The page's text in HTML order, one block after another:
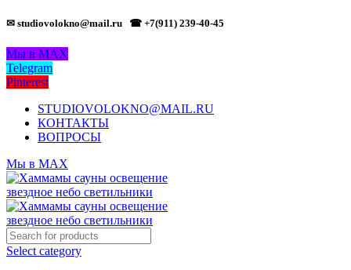
✉ studiovolokno@mail.ru ☎ +7(911) 239-40-45
Мы в MAX
Telegram
Pinterest
STUDIOVOLOKNO@MAIL.RU
КОНТАКТЫ
ВОПРОСЫ
Мы в MAX
Select category